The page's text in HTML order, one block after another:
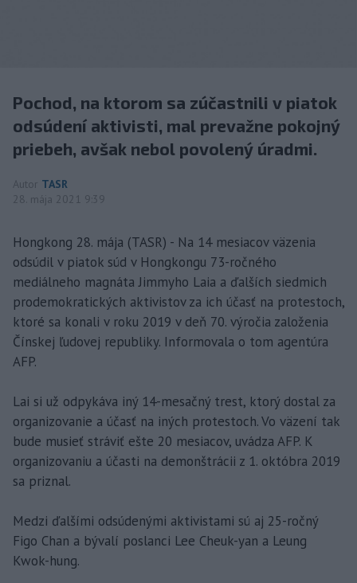
Pochod, na ktorom sa zúčastnili v piatok
odsúdení aktivisti, mal prevažne pokojný
priebeh, avšak nebol povolený úradmi.
Autor TASR
28. mája 2021 9:39
Hongkong 28. mája (TASR) - Na 14 mesiacov väzenia
odsúdil v piatok súd v Hongkongu 73-ročného
mediálneho magnáta Jimmyho Laia a ďalších siedmich
prodemokratických aktivistov za ich účasť na protestoch,
ktoré sa konali v roku 2019 v deň 70. výročia založenia
Čínskej ľudovej republiky. Informovala o tom agentúra
AFP.
Lai si už odpykáva iný 14-mesačný trest, ktorý dostal za
organizovanie a účasť na iných protestoch. Vo väzení tak
bude musieť stráviť ešte 20 mesiacov, uvádza AFP. K
organizovaniu a účasti na demonštrácii z 1. októbra 2019
sa priznal.
Medzi ďalšími odsúdenými aktivistami sú aj 25-ročný
Figo Chan a bývalí poslanci Lee Cheuk-yan a Leung
Kwok-hung.